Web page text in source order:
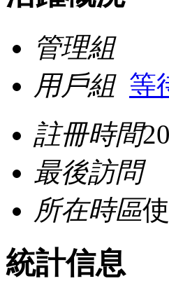
管理組
用戶組 等
註冊時間
最後訪問
所在時區
統計信息